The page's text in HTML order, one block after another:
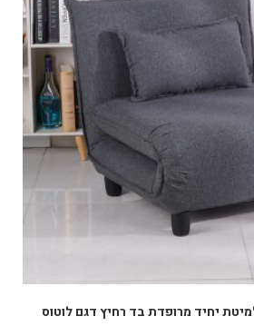
יחיד מרופדת בד רחיץ דגם לוטוס